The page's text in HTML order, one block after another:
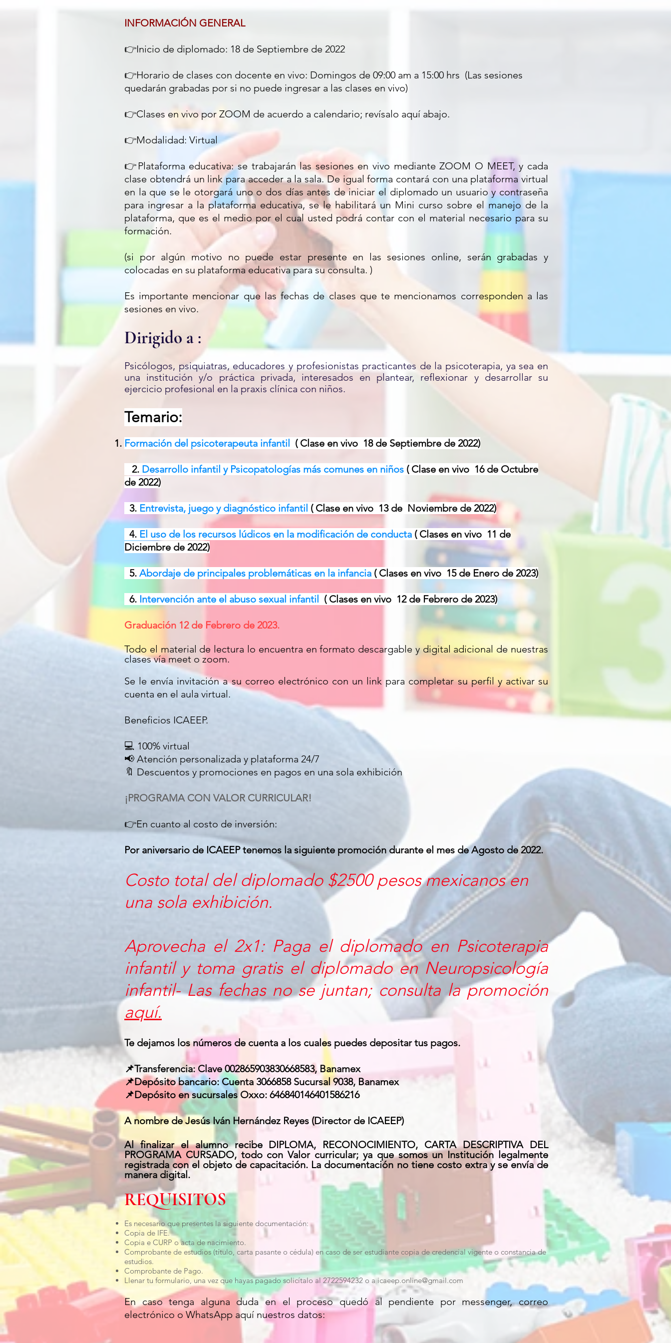
INFORMACIÓN GENERAL
👉Inicio de diplomado: 18 de Septiembre de 2022
👉Horario de clases con docente en vivo: Domingos de 09:00 am a 15:00 hrs (Las sesiones
quedarán grabadas por si no puede ingresar a las clases en vivo)
👉Clases en vivo por ZOOM de acuerdo a calendario; revísalo aquí abajo.
👉Modalidad: Virtual
👉Plataforma educativa: se trabajarán las sesiones en vivo mediante ZOOM O MEET, y cada
clase obtendrá un link para acceder a la sala. De igual forma contará con una plataforma virtual
en la que se le otorgará uno o dos días antes de iniciar el diplomado un usuario y contraseña
para ingresar a la plataforma educativa, se le habilitará un Mini curso sobre el manejo de la
plataforma, que es el medio por el cual usted podrá contar con el material necesario para su
formación.
(si por algún motivo no puede estar presente en las sesiones online, serán grabadas y
colocadas en su plataforma educativa para su consulta. )
Es importante mencionar que las fechas de clases que te mencionamos corresponden a las
sesiones en vivo.
Dirigido a :
Psicólogos, psiquiatras, educadores y profesionistas practicantes de la psicoterapia, ya sea en
una institución y/o práctica privada, interesados en plantear, reflexionar y desarrollar su
ejercicio profesional en la praxis clínica con niños.
Temario:
Formación del psicoterapeuta infantil ( Clase en vivo 18 de Septiembre de 2022)
2. Desarrollo infantil y Psicopatologías más comunes en niños ( Clase en vivo 16 de Octubre
de 2022)
3. Entrevista, juego y diagnóstico infantil ( Clase en vivo 13 de Noviembre de 2022)
4. El uso de los recursos lúdicos en la modificación de conducta ( Clases en vivo 11 de
Diciembre de 2022)
5. Abordaje de principales problemáticas en la infancia ( Clases en vivo 15 de Enero de 2023)
6. Intervención ante el abuso sexual infantil ( Clases en vivo 12 de Febrero de 2023)
Graduación 12 de Febrero de 2023.
Todo el material de lectura lo encuentra en formato descargable y digital adicional de nuestras
clases vía meet o zoom.
Se le envía invitación a su correo electrónico con un link para completar su perfil y activar su
cuenta en el aula virtual.
Beneficios ICAEEP.
💻 100% virtual
📢 Atención personalizada y plataforma 24/7
🔖 Descuentos y promociones en pagos en una sola exhibición
¡PROGRAMA CON VALOR CURRICULAR!
👉En cuanto al costo de inversión:
Por aniversario de ICAEEP tenemos la siguiente promoción durante el mes de Agosto de 2022.
Costo total del diplomado $2500 pesos mexicanos en
una sola exhibición.
Aprovecha el 2x1: Paga el diplomado en Psicoterapia
infantil y toma gratis el diplomado en Neuropsicología
infantil- Las fechas no se juntan; consulta la promoción
aquí.
Te dejamos los números de cuenta a los cuales puedes depositar tus pagos.
📌Transferencia: Clave 002865903830668583, Banamex
📌Depósito bancario: Cuenta 3066858 Sucursal 9038, Banamex
📌Depósito en sucursales Oxxo: 646840146401586216
A nombre de Jesús Iván Hernández Reyes (Director de ICAEEP)
Al finalizar el alumno recibe DIPLOMA, RECONOCIMIENTO, CARTA DESCRIPTIVA DEL
PROGRAMA CURSADO, todo con Valor curricular; ya que somos un Institución legalmente
registrada con el objeto de capacitación. La documentación no tiene costo extra y se envía de
manera digital.
REQUISITOS
Es necesario que presentes la siguiente documentación:
Copia de IFE.
Copia e CURP o acta de nacimiento.
Comprobante de estudios (título, carta pasante o cédula) en caso de ser estudiante copia de credencial vigente o constancia de
estudios.
Comprobante de Pago.
Llenar tu formulario, una vez que hayas pagado solicítalo al 2722594232 o aicaeep.online@gmail.com
En caso tenga alguna duda en el proceso quedó al pendiente por messenger, correo
electrónico o WhatsApp aquí nuestros datos: